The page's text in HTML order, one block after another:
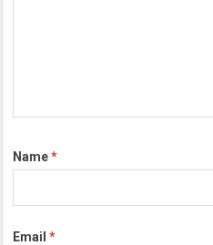
Name*
Email*